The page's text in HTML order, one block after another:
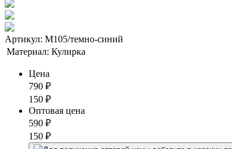
Артикул: М105/темно-синий
Материал: Кулирка
Цена
790 ₽
150 ₽
Оптовая цена
590 ₽
150 ₽